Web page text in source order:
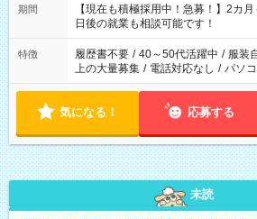
たくない」 など、ご希望を教えてくださいね。
の方へ 今ご覧のお仕事で希望する勤
の勤務時間。 合計で週40時間を超
期間
【現在も積極採用中！急募！】2カ
日後の就業も相談可能です！
特徴 履歴書不要 / 40～50代活躍中 / 服装
上の大量募集 / 電話対応なし / パソ
気になる！ 応募する
未読